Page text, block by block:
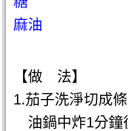
麻油
【做 法】
1.茄子洗淨切成
油鍋中炸1分